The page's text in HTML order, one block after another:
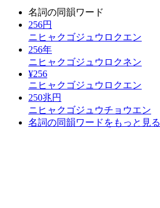
名詞の同韻ワード
256円
ニヒャクゴジュウロクエン
256年
ニヒャクゴジュウロクネン
¥256
ニヒャクゴジュウロクエン
250兆円
ニヒャクゴジュウチョウエン
名詞の同韻ワードをもっと見る